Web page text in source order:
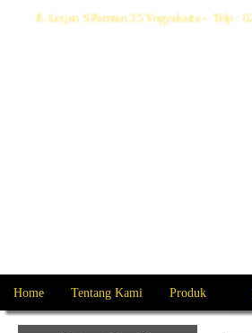
Jl. Letjen S Parman 35 Yogyakarta - Telp :
Home Tentang Kami Produk